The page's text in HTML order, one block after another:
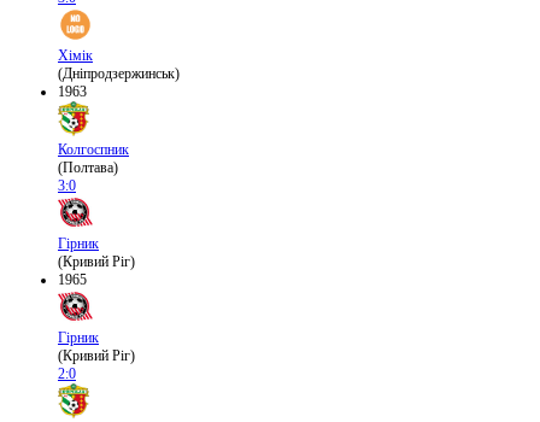
Хімік
(Дніпродзержинськ)
1963
Колгоспник
(Полтава)
3:0
Гірник
(Кривий Ріг)
1965
Гірник
(Кривий Ріг)
2:0